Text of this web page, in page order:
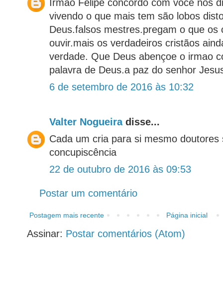
Irmao Felipe concordo com você nos
vivendo o que mais tem são lobos
Deus.falsos mestres.pregam o que os
ouvir.mais os verdadeiros cristãos
verdade. Que Deus abençoe o irmao
palavra de Deus.a paz do senhor
6 de setembro de 2016 às 10:32
Valter Nogueiradisse...
Cada um cria para si mesmo
concupiscência
22 de outubro de 2016 às 09:53
Postar um comentário
Postagem mais recente Página inicial
Assinar: Postar comentários (Atom)